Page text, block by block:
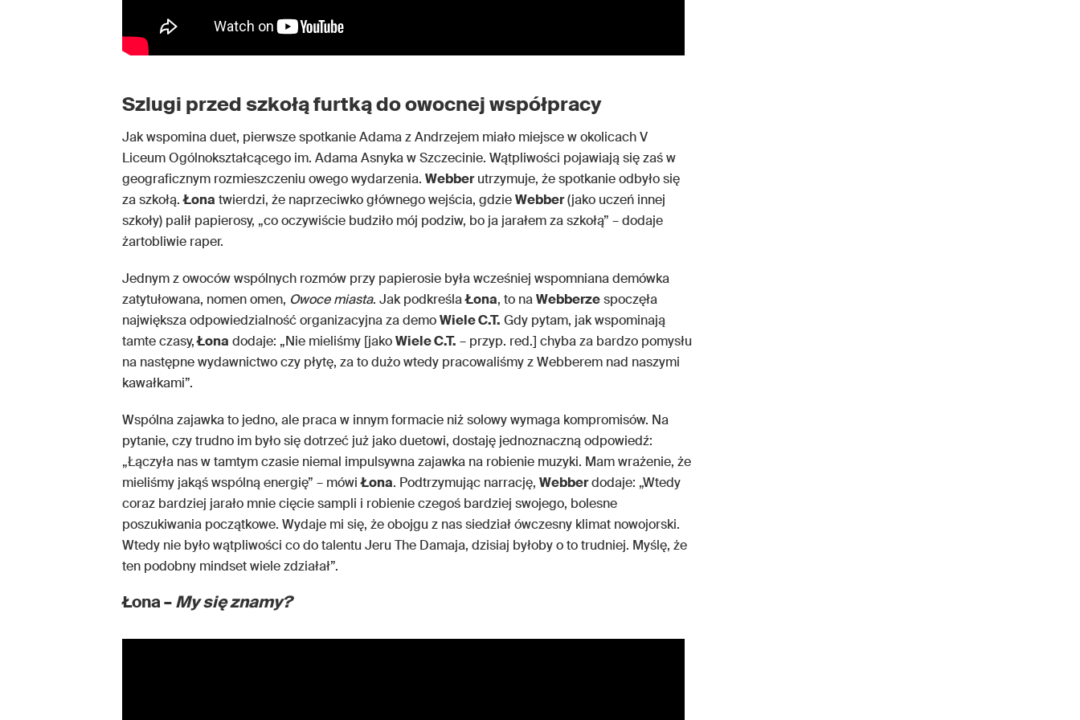
Szlugi przed szkołą furtką do owocnej współpracy
Jak wspomina duet, pierwsze spotkanie Adama z Andrzejem miało miejsce w okolicach V
Liceum Ogólnokształcącego im. Adama Asnyka w Szczecinie. Wątpliwości pojawiają się zaś w
geograficznym rozmieszczeniu owego wydarzenia. Webberutrzymuje, że spotkanie odbyło się
za szkołą.Łona twierdzi, że naprzeciwko głównego wejścia, gdzieWebber(jako uczeń innej
szkoły) palił papierosy, „co oczywiście budziło mój podziw, bo ja jarałem za szkołą” – dodaje
żartobliwie raper.
Jednym z owoców wspólnych rozmów przy papierosie była wcześniej wspomniana demówka
zatytułowana, nomen omen, Owoce miasta. Jak podkreślaŁona, to naWebberzespoczęła
największa odpowiedzialność organizacyjna za demoWiele C.T. Gdy pytam, jak wspominają
tamte czasy,Łona dodaje: „Nie mieliśmy [jakoWiele C.T. – przyp. red.] chyba za bardzo pomysłu
na następne wydawnictwo czy płytę, za to dużo wtedy pracowaliśmy z Webberem nad naszymi
kawałkami”.
Wspólna zajawka to jedno, ale praca w innym formacie niż solowy wymaga kompromisów. Na
pytanie, czy trudno im było się dotrzeć już jako duetowi, dostaję jednoznaczną odpowiedź:
„Łączyła nas w tamtym czasie niemal impulsywna zajawka na robienie muzyki. Mam wrażenie, że
mieliśmy jakąś wspólną energię” – mówiŁona. Podtrzymując narrację, Webberdodaje: „Wtedy
coraz bardziej jarało mnie cięcie sampli i robienie czegoś bardziej swojego, bolesne
poszukiwania początkowe. Wydaje mi się, że obojgu z nas siedział ówczesny klimat nowojorski.
Wtedy nie było wątpliwości co do talentu Jeru The Damaja, dzisiaj byłoby o to trudniej. Myślę, że
ten podobny mindset wiele zdziałał”.
Łona –My się znamy?